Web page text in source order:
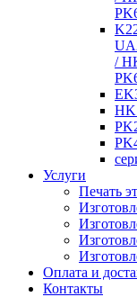
/
Услуги
Печать
Оплата и
Контакты